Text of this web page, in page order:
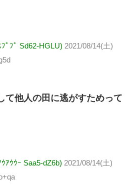
ﾟﾌﾟ Sd62-HGLU) 2021/08/14(土)
て他人の田に逃がすためって
ｱｳｳｰ Saa5-dZ6b) 2021/08/14(土)